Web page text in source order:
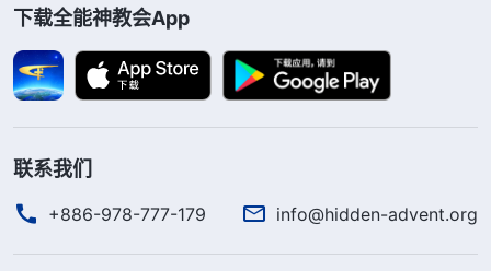
信神之前，无论和谁相处，说话做事都宁愿自己吃亏
也要维护与人之间的关系，给人留个好印象；信神之
后，我还是凭着这些撒但的毒素活着，为了维护与人
出王冉就是显明出来的假带领，也不及时检举揭露，
面讨好、八面见光，为了维护与人之间的关系，丝毫
不考虑神家工作和弟兄姊妹的生命进入，我这哪是在
下载全能神教会App
联系我们
+886-978-777-179 info@hidden-advent.org